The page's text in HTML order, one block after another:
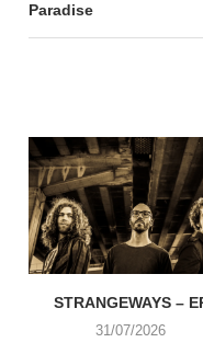
Paradise
STRANGEWAYS –
31/07/2026